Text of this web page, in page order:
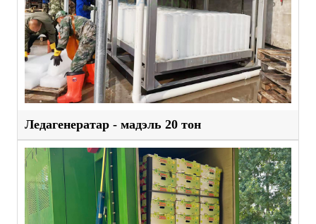
Ледагенератар - мадэль 20 тон